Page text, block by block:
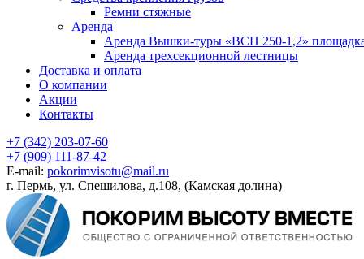
Ремни стяжные
Аренда
Аренда Вышки-туры «ВСП 250-1,2»
Аренда трехсекционной лестницы
Доставка и оплата
О компании
Акции
Контакты
+7 (342) 203-07-60
+7 (909) 111-87-42
E-mail: pokorimvisotu@mail.ru
г. Пермь, ул. Спешилова, д.108, (Камская долина)